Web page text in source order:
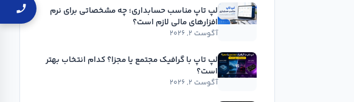
لپ تاپ مناسب حسابداری؛ چه مشخصاتی برای نرم
افزارهای مالی لازم است؟
آگوست ۲, ۲۰۲۶
لپ تاپ با گرافیک مجتمع یا مجزا؟ کدام انتخاب بهتر
است؟
آگوست ۲, ۲۰۲۶